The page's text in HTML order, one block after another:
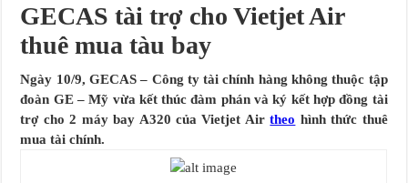
GECAS tài trợ cho Vietjet Air
thuê mua tàu bay
Ngày 10/9, GECAS – Công ty tài chính hàng không thuộc tập
đoàn GE –Mỹ vừa kết thúc đàm phán và ký kết hợp đồng tài
trợ cho 2 máy bay A320 của Vietjet Air theo hình thức thuê
mua tài chính.